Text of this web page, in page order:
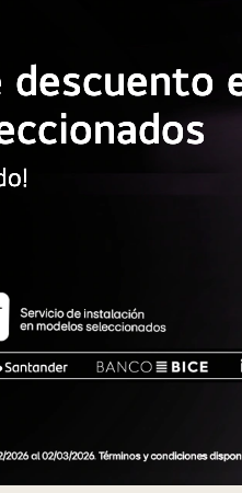
descuento